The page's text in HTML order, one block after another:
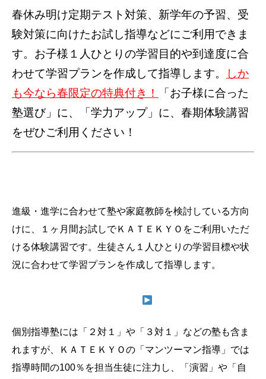
春休み明け定期テスト対策、新学年の予習、受
験対策に向けたお試し指導などにご利用できま
す。お子様１人ひとりの学習目的や到達度に合
わせて学習プランを作成して指導します。
しか
も今なら春限定の特典付き！
「お子様に合った
塾選び」に、「学力アップ」に、春期体験講習
をぜひご利用ください！
進級・進学に合わせて塾や家庭教師を検討している方向
けに、１ヶ月間お試しでＫＡＴＥＫＹＯをご利用いただ
ける体験講習です。生徒さん １人ひとりの学習目標や状
況に合わせて学習プランを作成して指導します。
個別指導塾には「２対１」や「３対１」などの塾も含ま
れますが、ＫＡＴＥＫＹＯの「マンツーマン指導」では
指導時間の100％を担当生徒に注力し、
「演習」や「自